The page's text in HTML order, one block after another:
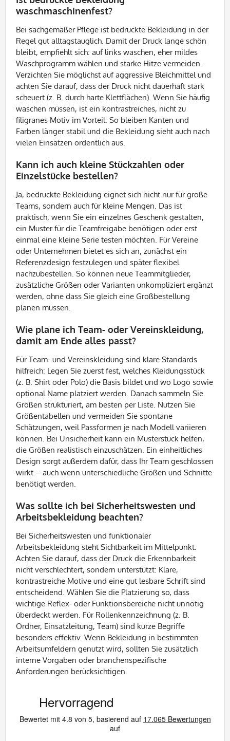
waschmaschinenfest?
Bei sachgemäßer Pflege ist bedruckte Bekleidung in der
Regel gut alltagstauglich. Damit der Druck lange schön
bleibt, empfiehlt sich: auf links waschen, eher mildes
Waschprogramm wählen und starke Hitze vermeiden.
Verzichten Sie möglichst auf aggressive Bleichmittel und
achten Sie darauf, dass der Druck nicht dauerhaft stark
scheuert (z. B. durch harte Klettflächen). Wenn Sie häufig
waschen müssen, ist ein kontrastreiches, nicht zu
filigranes Motiv im Vorteil. So bleiben Kanten und
Farben länger stabil und die Bekleidung sieht auch nach
vielen Einsätzen ordentlich aus.
Kann ich auch kleine Stückzahlen oder
Einzelstücke bestellen?
Ja, bedruckte Bekleidung eignet sich nicht nur für große
Teams, sondern auch für kleine Mengen. Das ist
praktisch, wenn Sie ein einzelnes Geschenk gestalten,
ein Muster für die Teamfreigabe benötigen oder erst
einmal eine kleine Serie testen möchten. Für Vereine
oder Unternehmen bietet es sich an, zunächst ein
Referenzdesign festzulegen und später flexibel
nachzubestellen. So können neue Teammitglieder,
zusätzliche Größen oder Varianten unkompliziert ergänzt
werden, ohne dass Sie gleich eine Großbestellung
planen müssen.
Wie plane ich Team- oder Vereinskleidung,
damit am Ende alles passt?
Für Team- und Vereinskleidung sind klare Standards
hilfreich: Legen Sie zuerst fest, welches Kleidungsstück
(z. B. Shirt oder Polo) die Basis bildet und wo Logo sowie
optional Name platziert werden. Danach sammeln Sie
Größen strukturiert, am besten per Liste. Nutzen Sie
Größentabellen und vermeiden Sie spontane
Schätzungen, weil Passformen je nach Modell variieren
können. Bei Unsicherheit kann ein Musterstück helfen,
die Größen realistisch einzuschätzen. Ein einheitliches
Design sorgt außerdem dafür, dass Ihr Team geschlossen
wirkt – auch wenn unterschiedliche Größen und Schnitte
benötigt werden.
Was sollte ich bei Sicherheitswesten und
Arbeitsbekleidung beachten?
Bei Sicherheitswesten und funktionaler
Arbeitsbekleidung steht Sichtbarkeit im Mittelpunkt.
Achten Sie darauf, dass der Druck die Erkennbarkeit
nicht verschlechtert, sondern unterstützt: Klare,
kontrastreiche Motive und eine gut lesbare Schrift sind
entscheidend. Wählen Sie die Platzierung so, dass
wichtige Reflex- oder Funktionsbereiche nicht unnötig
überdeckt werden. Für Rollenkennzeichnung (z. B.
Ordner, Einsatzleitung, Team) sind kurze Begriffe
besonders effektiv. Wenn Bekleidung in bestimmten
Arbeitsumfeldern genutzt wird, sollten Sie zusätzlich
interne Vorgaben oder branchenspezifische
Anforderungen berücksichtigen.